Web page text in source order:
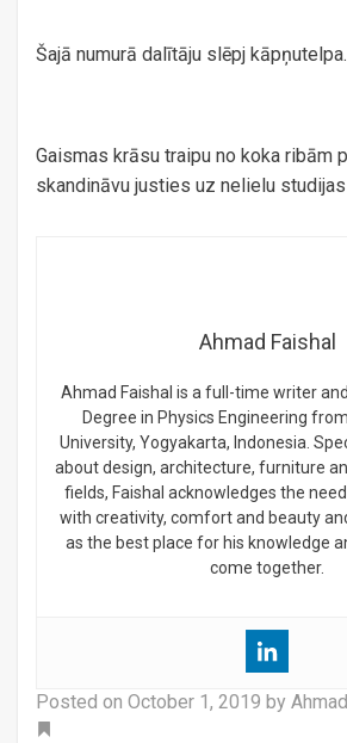
Šajā numurā dalītāju slēpj kāpņutelpa.
Gaismas krāsu traipu no koka ribām
skandināvu justies uz nelielu
Ahmad Faishal
Ahmad Faishal is a full-time writer and
Degree in Physics Engineering
University, Yogyakarta, Indonesia.
about design, architecture, furniture
fields, Faishal acknowledges the
with creativity, comfort and beauty
as the best place for his knowledge
come together.
Posted on October 1, 2019 by